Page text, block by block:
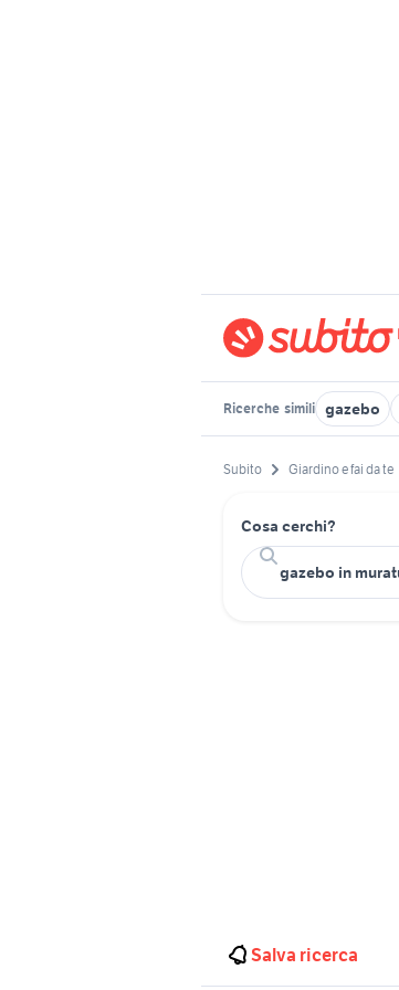
Ricerche simili gazebo
Subito Giardino e fai da te
Cosa cerchi?
Salva ricerca